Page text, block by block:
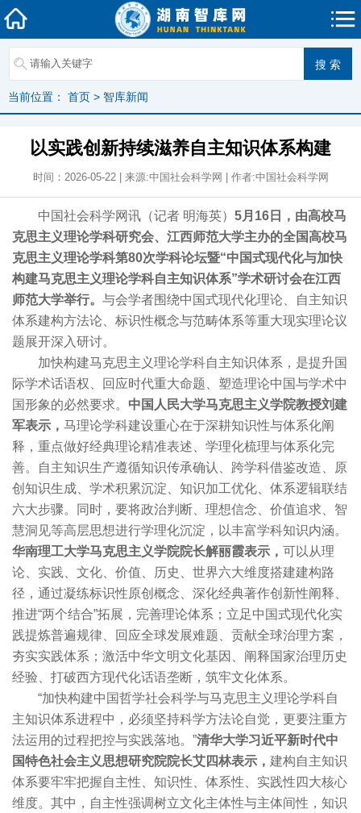
当前位置： 首页 > 智库新闻
以实践创新持续滋养自主知识体系构建
时间：2026-05-22 | 来源:中国社会科学网 | 作者:中国社会科学网
中国社会科学网讯（记者 明海英） 5月16日，由高校马
克思主义理论学科研究会、江西师范大学主办的全国高校马
克思主义理论学科第80次学科论坛暨“中国式现代化与加快
构建马克思主义理论学科自主知识体系”学术研讨会在江西
师范大学举行。 与会学者围绕中国式现代化理论、自主知识
体系建构方法论、标识性概念与范畴体系等重大现实理论议
题展开深入研讨。
加快构建马克思主义理论学科自主知识体系，是提升国
际学术话语权、回应时代重大命题、塑造理论中国与学术中
国形象的必然要求。 中国人民大学马克思主义学院教授刘建
军表示， 马理论学科建设重心在于深耕知识性与体系化阐
释，重点做好经典理论精准表述、学理化梳理与体系化完
善。自主知识生产遵循知识传承确认、跨学科借鉴改造、原
创知识生成、学术积累沉淀、知识加工优化、体系逻辑联结
六大步骤。同时，要将政治判断、理想信念、价值追求、智
慧洞见等高层思想进行学理化沉淀，以丰富学科知识内涵。
华南理工大学马克思主义学院院长解丽霞表示， 可以从理
论、实践、文化、价值、历史、世界六大维度搭建建构路
径，通过凝练标识性原创概念、深化经典著作创新性阐释、
推进“两个结合”拓展，完善理论体系；立足中国式现代化实
践提炼普遍规律、回应全球发展难题、贡献全球治理方案，
夯实实践体系；激活中华文明文化基因、阐释国家治理历史
经验、打破西方现代化话语垄断，筑牢文化体系。
“加快构建中国哲学社会科学与马克思主义理论学科自
主知识体系进程中，必须坚持科学方法论自觉，更要注重方
法运用的过程把控与实践落地。”清华大学习近平新时代中
国特色社会主义思想研究院院长艾四林表示， 建构自主知识
体系要牢牢把握自主性、知识性、体系性、实践性四大核心
维度。其中，自主性强调树立文化主体性与主体间性，知识